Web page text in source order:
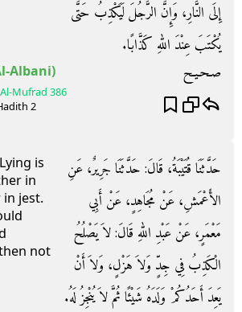
إِلَى النَّارِ، وَإِنَّ الرَّجُلَ لَيَكْذِبُ حَتَّى
يُكْتَبَ عِنْدَ اللهِ كَذَّابًا‏.‏
Albani) صـحـيـح
Mufrad 386
2
is
in
jest.
not
حَدَّثَنَا قُتَيْبَةُ، قَالَ‏:‏ حَدَّثَنَا جَرِيرٌ، عَنِ
الأَعْمَشِ، عَنْ مُجَاهِدٍ، عَنْ أَبِي
مَعْمَرٍ، عَنْ عَبْدِ اللهِ قَالَ‏:‏ لاَ يَصْلُحُ
الْكَذِبُ فِي جِدٍّ وَلاَ هَزْلٍ، وَلاَ أَنْ
يَعِدَ أَحَدُكُمْ وَلَدَهُ شَيْئًا ثُمَّ لاَ يُنْجِزُ لَهُ‏.‏